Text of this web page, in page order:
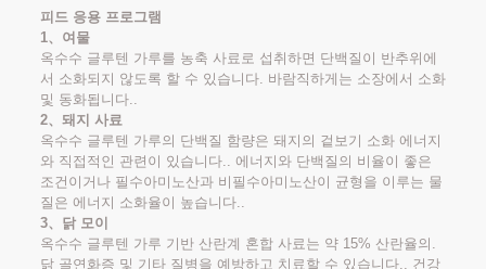
피드 응용 프로그램
1、여물
옥수수 글루텐 가루를 농축 사료로 섭취하면 단백질이 반추위에
서 소화되지 않도록 할 수 있습니다. 바람직하게는 소장에서 소화
및 동화됩니다..
2、돼지 사료
옥수수 글루텐 가루의 단백질 함량은 돼지의 겉보기 소화 에너지
와 직접적인 관련이 있습니다.. 에너지와 단백질의 비율이 좋은
조건이거나 필수아미노산과 비필수아미노산이 균형을 이루는 물
질은 에너지 소화율이 높습니다..
3、닭 모이
옥수수 글루텐 가루 기반 산란계 혼합 사료는 약 15% 산란율의.
닭 골연화증 및 기타 질병을 예방하고 치료할 수 있습니다., 건강